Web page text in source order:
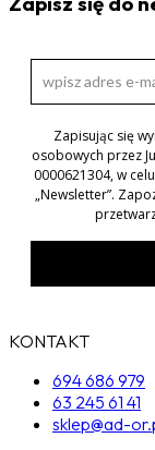
Zapisując się
osobowych przez
0000621304, w
„Newsletter”.
KONTAKT
694 686 979
63 245 61 41
sklep@ad-